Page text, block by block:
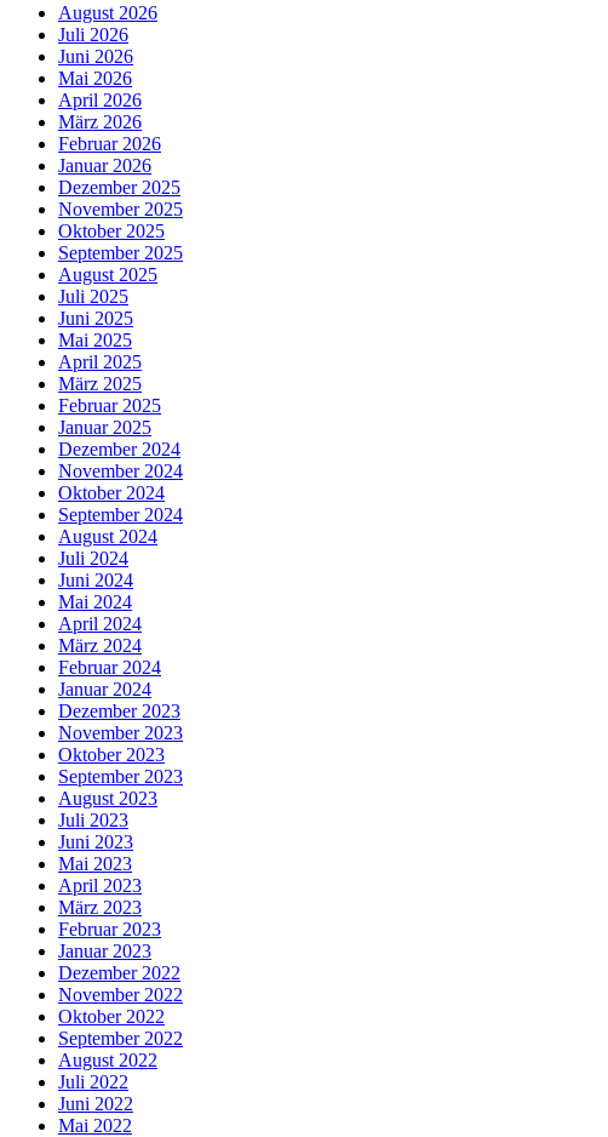
August 2026
Juli 2026
Juni 2026
Mai 2026
April 2026
März 2026
Februar 2026
Januar 2026
Dezember 2025
November 2025
Oktober 2025
September 2025
August 2025
Juli 2025
Juni 2025
Mai 2025
April 2025
März 2025
Februar 2025
Januar 2025
Dezember 2024
November 2024
Oktober 2024
September 2024
August 2024
Juli 2024
Juni 2024
Mai 2024
April 2024
März 2024
Februar 2024
Januar 2024
Dezember 2023
November 2023
Oktober 2023
September 2023
August 2023
Juli 2023
Juni 2023
Mai 2023
April 2023
März 2023
Februar 2023
Januar 2023
Dezember 2022
November 2022
Oktober 2022
September 2022
August 2022
Juli 2022
Juni 2022
Mai 2022